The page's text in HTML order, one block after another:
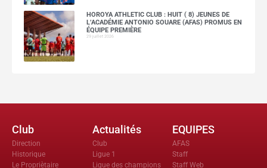
HOROYA ATHLETIC CLUB : HUIT ( 8) JEUNES DE
L’ACADÉMIE ANTONIO SOUARE (AFAS) PROMUS EN
ÉQUIPE PREMIÈRE
29 juillet 2026
Club
Direction
Historique
Le Propriètaire
Actualités
Club
Ligue 1
Ligue des champions
EQUIPES
AFAS
Staff
Staff Web